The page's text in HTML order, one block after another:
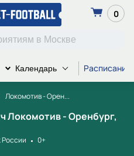
0
Календарь Расписание
Локомотив - Орен...
Локомотив - Оренбург,
России
0+